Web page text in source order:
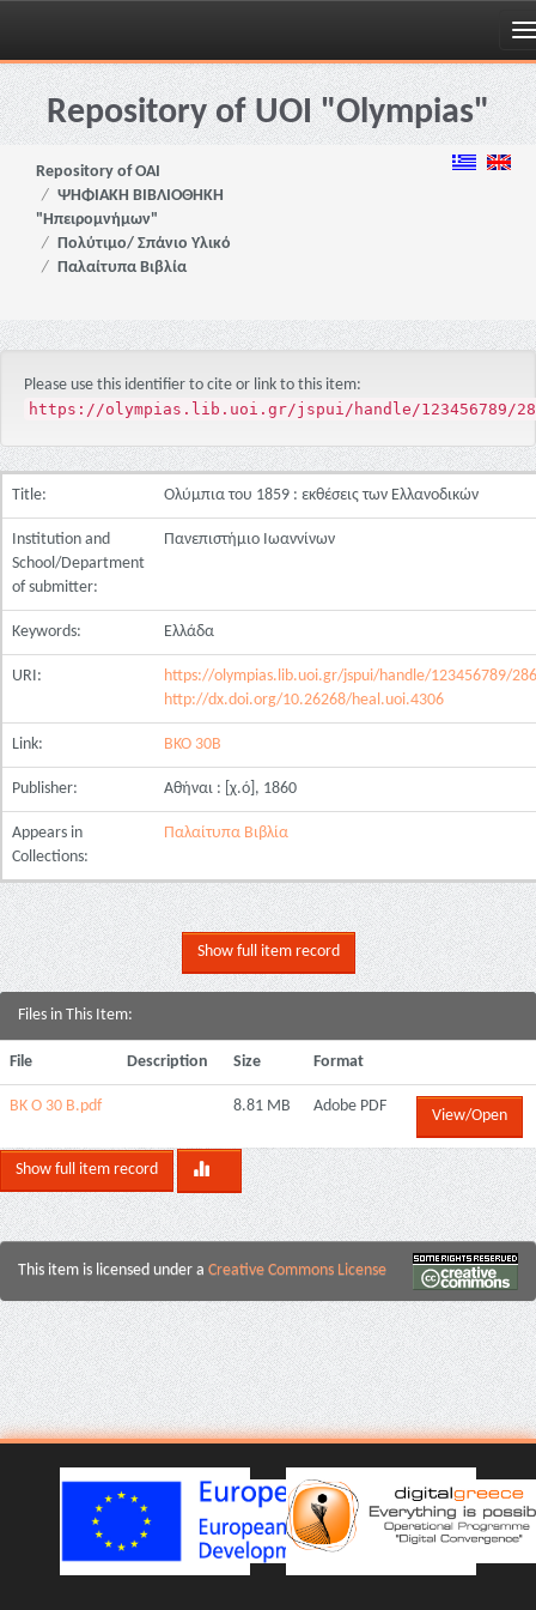
Skip
navigationRepository of UOI "Olympias"
Repository of OAI
ΨΗΦΙΑΚΗ ΒΙΒΛΙΟΘΗΚΗ
"Ηπειρομνήμων"
Πολύτιμο/ Σπάνιο Υλικό
Παλαίτυπα Βιβλία
Please use this identifier to cite or link to this item:
https://olympias.lib.uoi.gr/jspui/handle/123456789/
Title: Ολύμπια του 1859 : εκθέσεις των Ελλανοδικών
Institution and
School/Department
of submitter:
Πανεπιστήμιο Ιωαννίνων
Keywords: Ελλάδα
URI:
https://olympias.lib.uoi.gr/jspui/handle/123456789/
http://dx.doi.org/10.26268/heal.uoi.4306
Link: ΒΚΟ 30Β
Publisher: Αθήναι : [χ.ό], 1860
Appears in
Collections:
Παλαίτυπα Βιβλία
Show full item record
Files in This Item:
File Description Size Format
BK O 30 B.pdf 8.81 MB Adobe PDF
View/Open
Show full item record
This item is licensed under a Creative Commons License